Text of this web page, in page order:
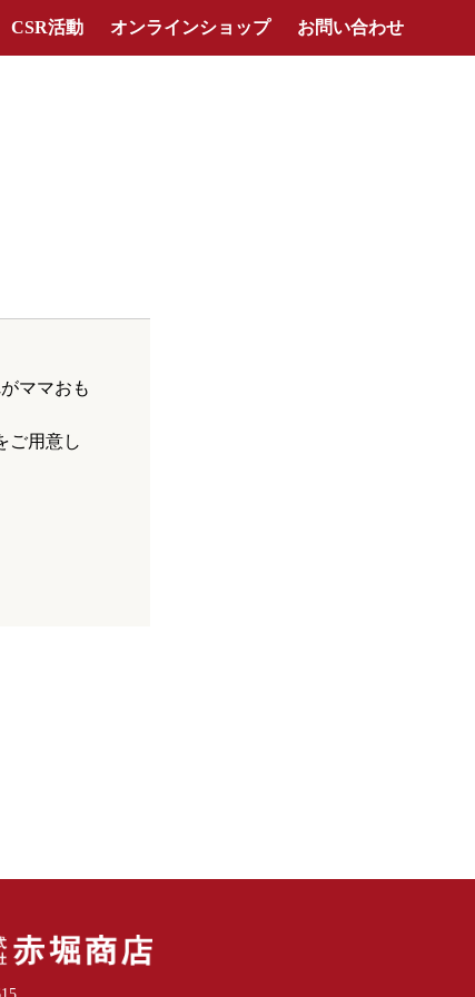
CSR活動 オンラインショップ お問い合わせ
ママおも
ご用意し